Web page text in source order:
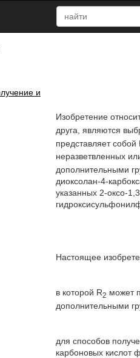
Изобретение
друга, являются
представляет
неразветвленных
дополнительными
диоксолан-4-
указанных 2-оксо-
Настоящее
в которой R2 может
дополнительными
для способов
карбоновых кислот